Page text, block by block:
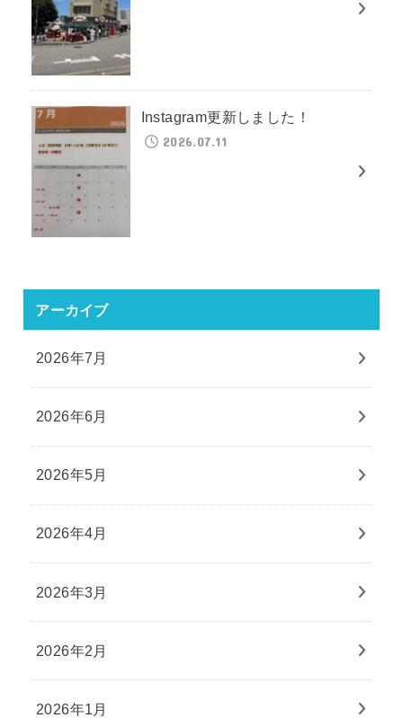
Instagram更新しました！
2026.07.11
アーカイブ
2026年7月
2026年6月
2026年5月
2026年4月
2026年3月
2026年2月
2026年1月